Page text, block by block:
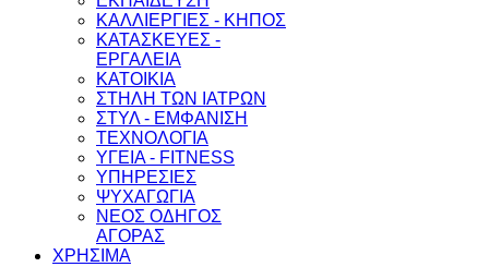
ΚΑΛΛΙΕΡΓΙΕΣ - ΚΗΠΟΣ
ΚΑΤΑΣΚΕΥΕΣ -
ΕΡΓΑΛΕΙΑ
ΚΑΤΟΙΚΙΑ
ΣΤΗΛΗ ΤΩΝ ΙΑΤΡΩΝ
ΣΤΥΛ - ΕΜΦΑΝΙΣΗ
ΤΕΧΝΟΛΟΓΙΑ
ΥΓΕΙΑ - FITNESS
ΥΠΗΡΕΣΙΕΣ
ΨΥΧΑΓΩΓΙΑ
ΝΕΟΣ ΟΔΗΓΟΣ
ΑΓΟΡΑΣ
ΧΡΗΣΙΜΑ